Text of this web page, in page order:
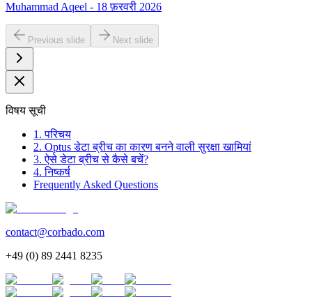
Muhammad Aqeel - 18 फ़रवरी 2026
Previous slide Next slide
विषय सूची
1. परिचय
2. Optus डेटा ब्रीच का कारण बनने वाली सुरक्षा खामियां
3. ऐसे डेटा ब्रीच से कैसे बचें?
4. निष्कर्ष
Frequently Asked Questions
contact@corbado.com
+49 (0) 89 2441 8235